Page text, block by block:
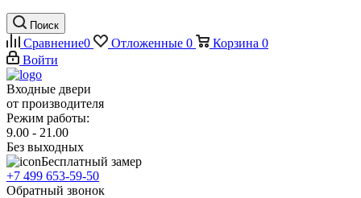
Поиск
Сравнение0 Отложенные 0 Корзина 0
Войти
Входные двери
от производителя
Режим работы:
9.00 - 21.00
Без выходных
Бесплатный замер
+7 499 653-59-50
Обратный звонок